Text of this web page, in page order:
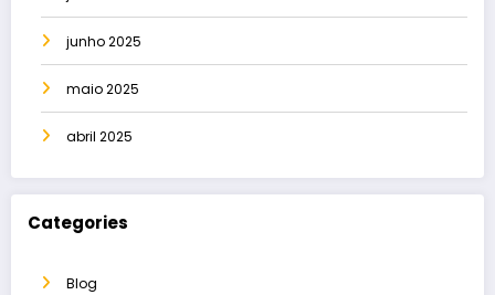
junho 2025
maio 2025
abril 2025
Categories
Blog